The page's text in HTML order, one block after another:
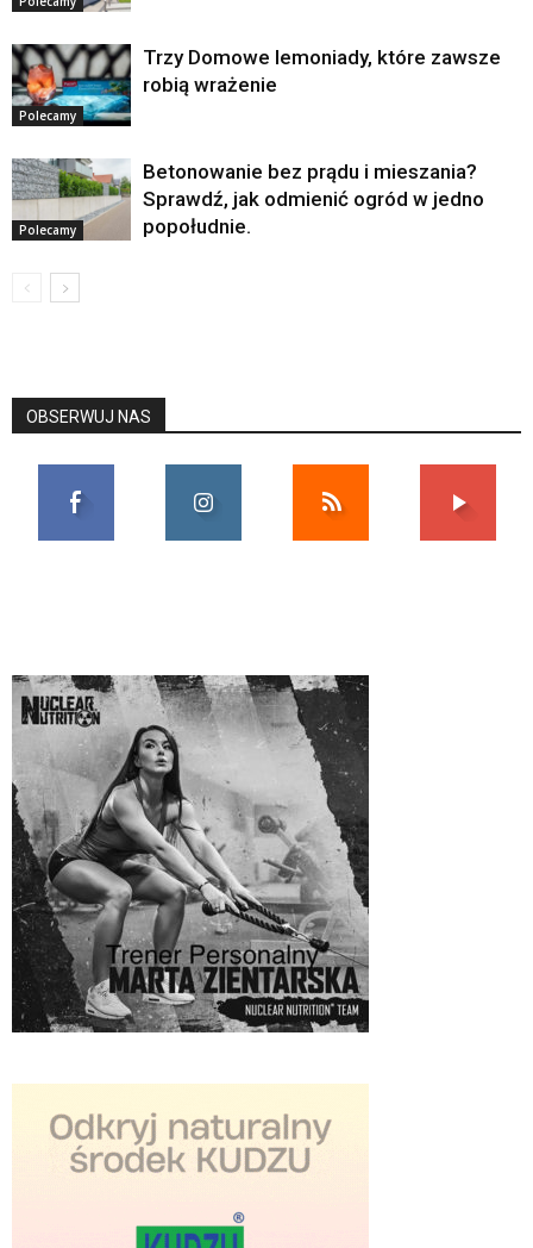
Polecamy
Trzy Domowe lemoniady, które zawsze
robią wrażenie
Polecamy
Betonowanie bez prądu i mieszania?
Sprawdź, jak odmienić ogród w jedno
popołudnie.
OBSERWUJ NAS